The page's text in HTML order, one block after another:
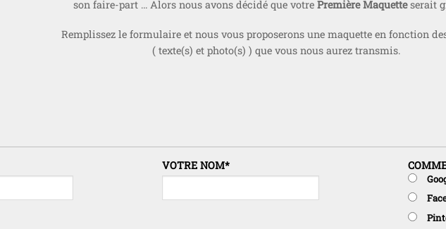
son faire-part … Alors nous avons décidé que votre Première Maquetteserait
Remplissez le formulaire et nous vous proposerons une maquette en fonction
( texte(s) et photo(s) ) que vous nous aurez transmis.
VOTRE NOM*